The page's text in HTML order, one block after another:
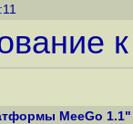
MeeGo 1.1"